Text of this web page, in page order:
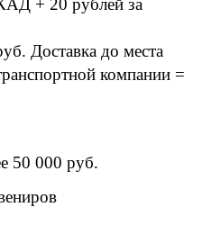
+ 20 рублей за
Доставка до места
компании =
50 000 руб.